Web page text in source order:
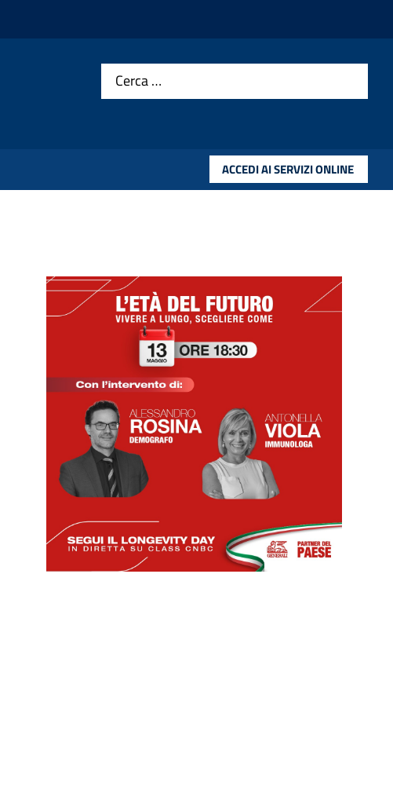
Cerca …
ACCEDI AI SERVIZI ONLINE